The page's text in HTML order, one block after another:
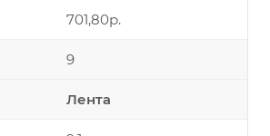
701,80р.
9
Лента